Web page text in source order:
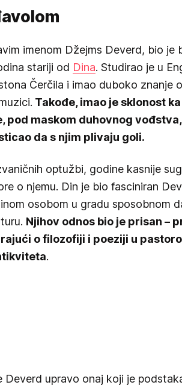
imenom Džejms Deverd, bio je
stariji od Dina. Studirao je u
Čerčila i imao duboko znanje
Takođe, imao je sklonost
pod maskom duhovnog
da s njim plivaju goli.
optužbi, godine kasnije
o njemu. Din je bio fasciniran
osobom u gradu sposobnom
Njihov odnos bio je prisan –
o filozofiji i poeziji u
.
Deverd upravo onaj koji je